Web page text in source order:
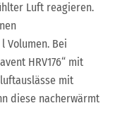
Luft reagieren.
Volumen. Bei
HRV176“ mit
mit
diese nacherwärmt